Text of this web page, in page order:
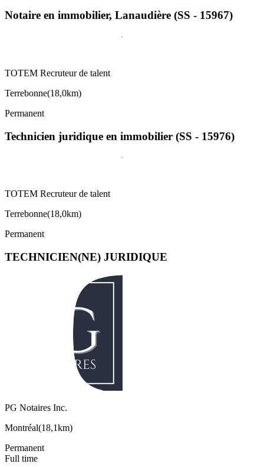
Notaire en immobilier, Lanaudière (SS - 15967)
TOTEM Recruteur de talent
Terrebonne(18,0km)
Permanent
Technicien juridique en immobilier (SS - 15976)
TOTEM Recruteur de talent
Terrebonne(18,0km)
Permanent
TECHNICIEN(NE) JURIDIQUE
PG Notaires Inc.
Montréal(18,1km)
Permanent
Full time